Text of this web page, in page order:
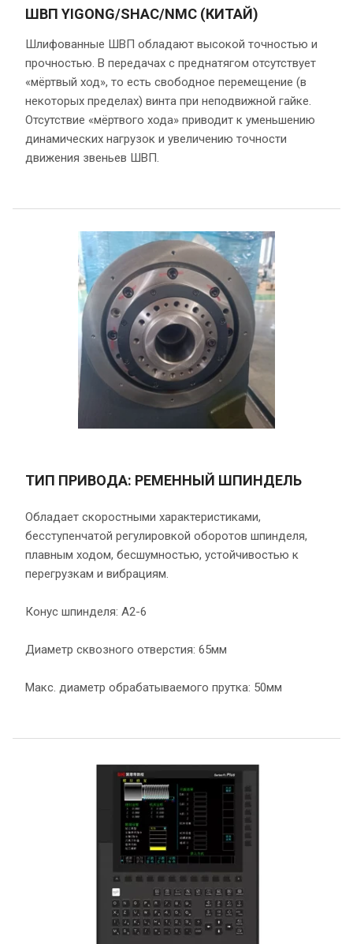
ШВП YIGONG/SHAC/NMC (КИТАЙ)
Шлифованные ШВП обладают высокой точностью и
прочностью. В передачах с преднатягом отсутствует
«мёртвый ход», то есть свободное перемещение (в
некоторых пределах) винта при неподвижной гайке.
Отсутствие «мёртвого хода» приводит к уменьшению
динамических нагрузок и увеличению точности
движения звеньев ШВП.
ТИП ПРИВОДА: РЕМЕННЫЙ ШПИНДЕЛЬ
Обладает скоростными характеристиками,
бесступенчатой регулировкой оборотов шпинделя,
плавным ходом, бесшумностью, устойчивостью к
перегрузкам и вибрациям.
Конус шпинделя: А2-6
Диаметр сквозного отверстия: 65мм
Макс. диаметр обрабатываемого прутка: 50мм